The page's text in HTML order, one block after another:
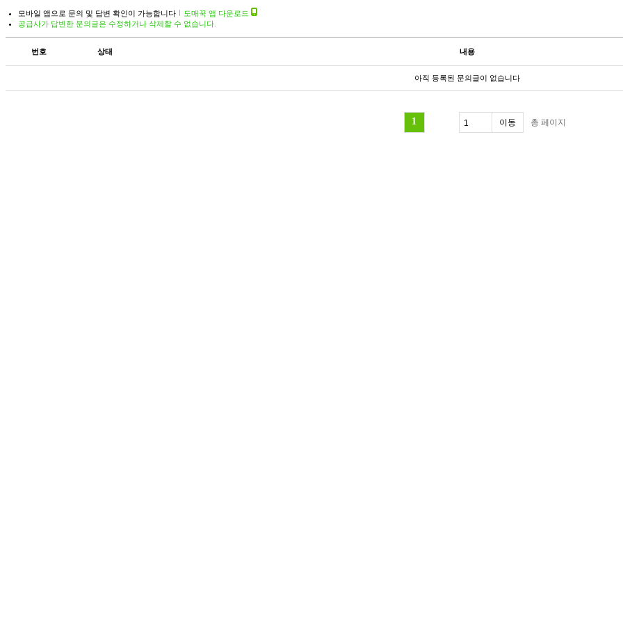
모바일 앱으로 문의 및 답변 확인이 가능합니다
도매꾹 앱 다운로드
공급사가 답변한 문의글은 수정하거나 삭제할 수 없습니다.
번호 상태 내용
아직 등록된 문의글이 없습니다
1 총 페이지